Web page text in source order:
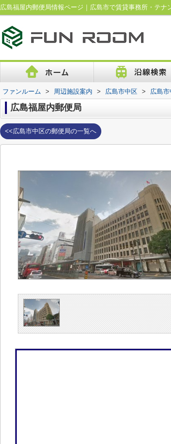
広島福屋内郵便局情報ページ｜広島市で賃貸事務所・テナ
ファンルーム > 周辺施設案内 > 広島市中区 > 広島
広島福屋内郵便局
<<広島市中区の郵便局の一覧へ